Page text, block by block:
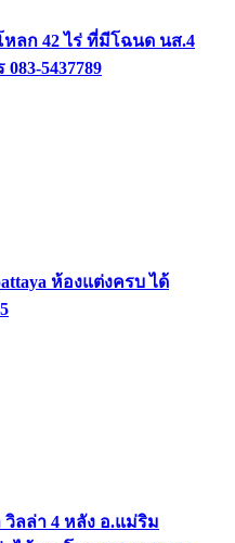
ลก 42 ไร่ ที่มีโฉนด นส.4
5437789
ห้องแต่งครบ ได้
ลล่า 4 หลัง อ.แม่ริม